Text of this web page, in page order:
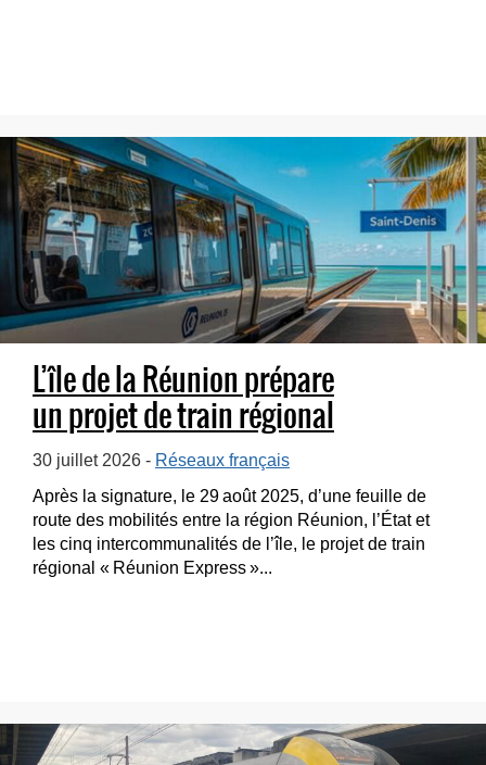
L’île de la Réunion prépare
un projet de train régional
30 juillet 2026 - Réseaux français
Après la signature, le 29 août 2025, d’une feuille de
route des mobilités entre la région Réunion, l’État et
les cinq intercommunalités de l’île, le projet de train
régional « Réunion Express »...